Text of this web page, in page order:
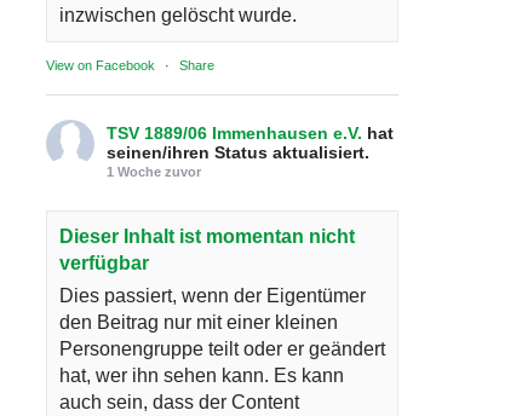
inzwischen gelöscht wurde.
View on Facebook · Share
TSV 1889/06 Immenhausen e.V. hat
seinen/ihren Status aktualisiert.
1 Woche zuvor
Dieser Inhalt ist momentan nicht
verfügbar
Dies passiert, wenn der Eigentümer
den Beitrag nur mit einer kleinen
Personengruppe teilt oder er geändert
hat, wer ihn sehen kann. Es kann
auch sein, dass der Content